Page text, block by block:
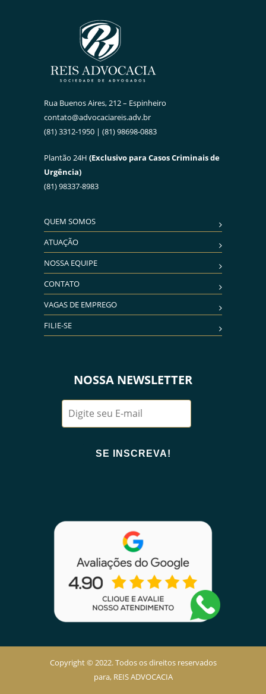
Rua Buenos Aires, 212 – Espinheiro
contato@advocaciareis.adv.br
(81) 3312-1950 | (81) 98698-0883
Plantão 24H (Exclusivo para Casos Criminais de
Urgência)
(81) 98337-8983
QUEM SOMOS
ATUAÇÃO
NOSSA EQUIPE
CONTATO
VAGAS DE EMPREGO
FILIE-SE
NOSSA NEWSLETTER
Copyright © 2022. Todos os direitos reservados
para, REIS ADVOCACIA